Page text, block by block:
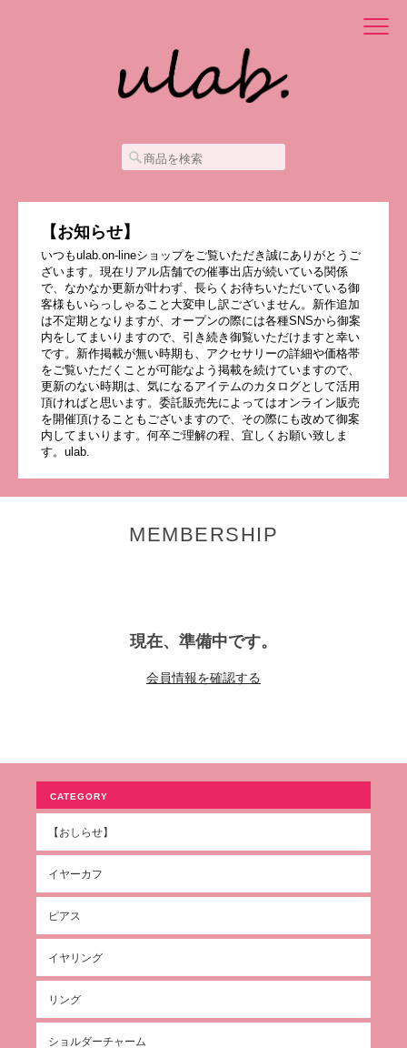
【お知らせ】
いつもulab.on-lineショップをご覧いただき誠にありがとうご
ざいます。現在リアル店舗での催事出店が続いている関係
で、なかなか更新が叶わず、長らくお待ちいただいている御
客様もいらっしゃること大変申し訳ございません。新作追加
は不定期となりますが、オープンの際には各種SNSから御案
内をしてまいりますので、引き続き御覧いただけますと幸い
です。新作掲載が無い時期も、アクセサリーの詳細や価格帯
をご覧いただくことが可能なよう掲載を続けていますので、
更新のない時期は、気になるアイテムのカタログとして活用
頂ければと思います。委託販売先によってはオンライン販売
を開催頂けることもございますので、その際にも改めて御案
内してまいります。何卒ご理解の程、宜しくお願い致しま
す。ulab.
MEMBERSHIP
現在、準備中です。
会員情報を確認する
CATEGORY
【おしらせ】
イヤーカフ
ピアス
イヤリング
リング
ショルダーチャーム